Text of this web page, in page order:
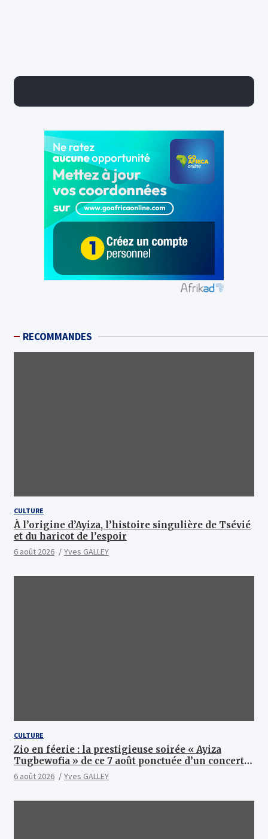
RECOMMANDES
CULTURE
À l’origine d’Ayiza, l’histoire singulière de Tsévié
et du haricot de l’espoir
6 août 2026 Yves GALLEY
CULTURE
Zio en féerie : la prestigieuse soirée « Ayiza
Tugbewofia » de ce 7 août ponctuée d’un concert
XXL d’anthologie
6 août 2026 Yves GALLEY